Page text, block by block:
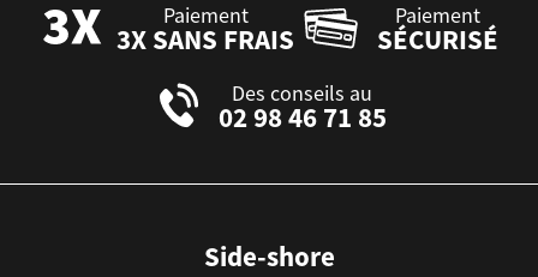
Paiement
3X SANS FRAIS
Paiement
SÉCURISÉ
Des conseils au
02 98 46 71 85
Side-shore